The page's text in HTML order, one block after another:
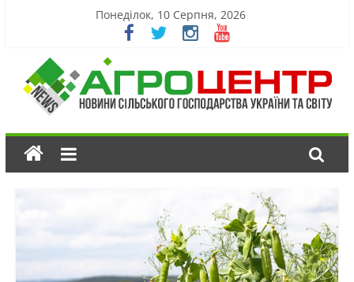
Понеділок, 10 Серпня, 2026